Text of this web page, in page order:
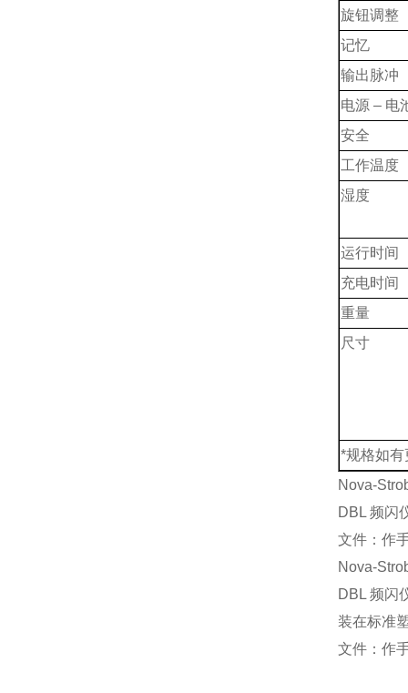
旋钮调整
记忆
输出脉冲
电源 – 电
安全
工作温度
湿度
运行时间
充电时间
重量
尺寸
*规格如
Nova-
DBL 频闪
文件：作
Nova-
DBL 频闪
装在标准
文件：作